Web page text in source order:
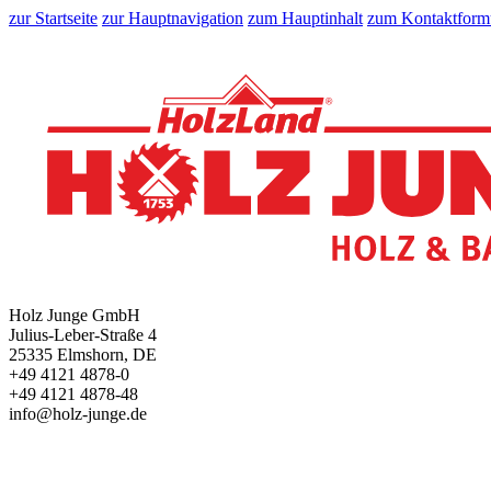
zur Startseite zur Hauptnavigation zum Hauptinhalt zum
Holz Junge GmbH
Julius-Leber-Straße 4
25335 Elmshorn, DE
+49 4121 4878-0
+49 4121 4878-48
info@holz-junge.de